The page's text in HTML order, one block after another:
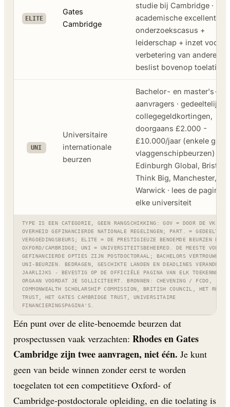
ELITE
Gates
Cambridge
studie bij Cambridge ·
academische excellentie +
onderzoekscasus +
leiderschap + inzet voor
verbetering van anderen ·
beslist bovenop toelating
UNI
Universitaire
internationale
beurzen
Bachelor- en master's-
aanvragers · gedeeltelijke
collegegeldkortingen,
doorgaans £2.000 -
£10.000/jaar (enkele
vlaggenschipbeurzen) ·
Edinburgh Global, Bristol
Think Big, Manchester,
Warwick · lees de pagina
elke universiteit
TYPE IS EEN CATEGORIE, GEEN RANGSCHIKKING: GOV = DOOR DE VK-
OVERHEID GEFINANCIERDE NATIONALE REGELINGEN; PART. =
VERGOEDINGSBEURS; ELITE = DE PRESTIGIEUZE BENOEMDE BEURZEN BIJ
OXFORD/CAMBRIDGE; UNI = UNIVERSITEITSBEHEERED. DE MEESTE
GEFINANCIERDE OPTIES ZIJN POSTDOCTORAAL; BACHELORS VERTROUWEN
UNI-BEURZEN. BEDRAGEN, GESCHIKTE LANDEN EN DEADLINES VERANDEREN
JAARLIJKS - BEVESTIG OP DE OFFICIËLE PAGINA VAN ELK TOEKENNEND
ORGAAN VOORDAT JE SOLLICITEERT. BRONNEN: CHEVENING / FCDO,
COMMONWEALTH SCHOLARSHIP COMMISSION, BRITISH COUNCIL, HET
TRUST, HET GATES CAMBRIDGE TRUST, UNIVERSITAIRE
FINANCIERINGSPAGINA'S.
Eén punt over de elite-benoemde beurzen dat
prospectussen vaak verzachten: Rhodes en Gates
Cambridge zijn twee aanvragen, niet één. Je kunt
geen van beide winnen zonder eerst te worden
toegelaten tot een competitieve Oxford- of
Cambridge-postdoctorale opleiding, en die toelating is